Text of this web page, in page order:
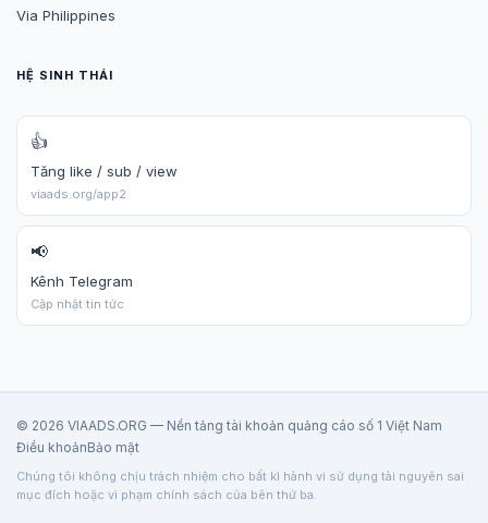
Via Philippines
HỆ SINH THÁI
👍
Tăng like / sub / view
viaads.org/app2
📢
Kênh Telegram
Cập nhật tin tức
© 2026 VIAADS.ORG — Nền tảng tài khoản quảng cáo số 1 Việt Nam
Điều khoảnBảo mật
Chúng tôi không chịu trách nhiệm cho bất kì hành vi sử dụng tài nguyên sai
mục đích hoặc vi phạm chính sách của bên thứ ba.